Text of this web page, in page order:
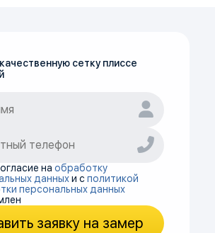
сетку плиссе
на обработку
данныхи с политикой
персональных данных
заявку на замер